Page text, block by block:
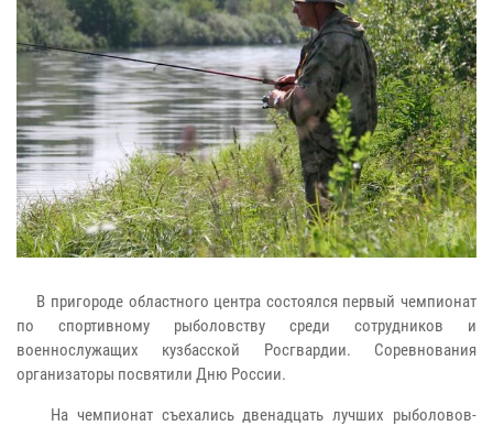
В пригороде областного центра состоялся первый чемпионат
по спортивному рыболовству среди сотрудников и
военнослужащих кузбасской Росгвардии. Соревнования
организаторы посвятили Дню России.
На чемпионат съехались двенадцать лучших рыболовов-